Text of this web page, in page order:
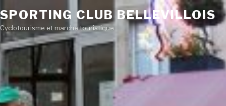
SPORTING CLUB BELLEVILLOIS
Cyclotourisme et marche touristique